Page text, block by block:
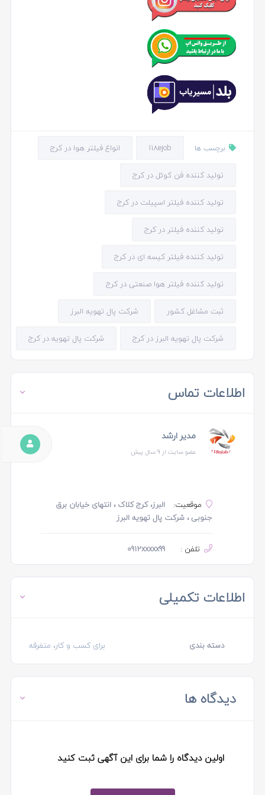
برچسب ها 118ejob انواع فیلتر هوا در کرج
تولید کننده فن کوئل در کرج
تولید کننده فیلتر اسپیلت در کرج
تولید کننده فیلتر در کرج
تولید کننده فیلتر کیسه ای در کرج
تولید کننده فیلتر هوا صنعتی در کرج
ثبت مشاغل کشور شرکت پال تهویه البرز
شرکت پال تهویه البرز در کرج شرکت پال تهویه در کرج
اطلاعات تماس
مدیر ارشد
عضو سایت از 9 سال پیش
موقعیت:
البرز، کرج کلاک ، انتهای خیابان برق
جنوبی ، شرکت پال تهویه البرز
تلفن : 0912xxxxx99
اطلاعات تکمیلی
دسته بندی برای کسب و کار، متفرقه
دیدگاه ها
اولین دیدگاه را شما برای این آگهی ثبت کنید